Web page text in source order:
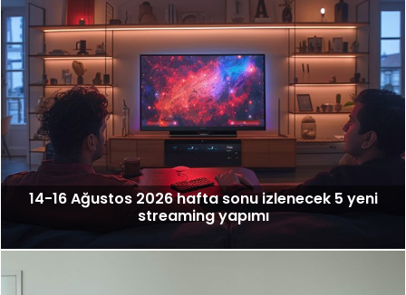
14-16 Ağustos 2026 hafta sonu izlenecek 5 yeni
streaming yapımı